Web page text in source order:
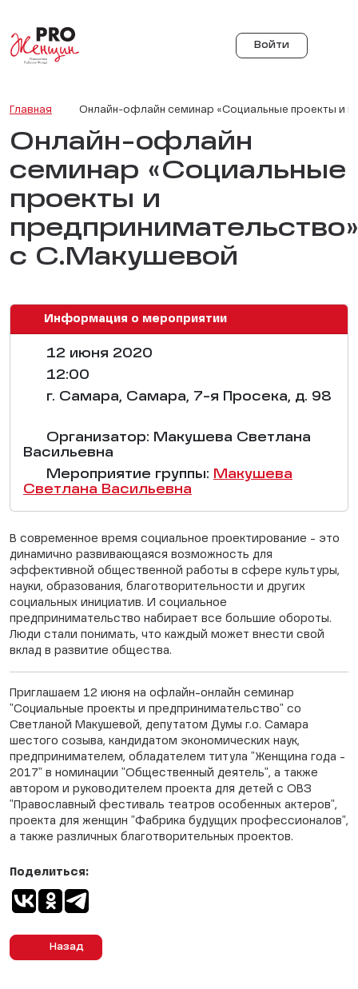
Войти
Главная Онлайн-офлайн семинар «Социальные проекты и
Онлайн-офлайн
семинар «Социальные
проекты и
с С.Макушевой
Информация о мероприятии
12 июня 2020
12:00
г. Самара, Самара, 7-я Просека, д. 98
Организатор: Макушева Светлана
Васильевна
Мероприятие группы: Макушева
Светлана Васильевна
В современное время социальное проектирование - это
динамично развивающаяся возможность для
эффективной общественной работы в сфере культуры,
науки, образования, благотворительности и других
социальных инициатив. И социальное
предпринимательство набирает все большие обороты.
Люди стали понимать, что каждый может внести свой
вклад в развитие общества.
Приглашаем 12 июня на офлайн-онлайн семинар
"Социальные проекты и предпринимательство" со
Светланой Макушевой, депутатом Думы г.о. Самара
шестого созыва, кандидатом экономических наук,
предпринимателем, обладателем титула "Женщина года -
2017" в номинации "Общественный деятель", а также
автором и руководителем проекта для детей с ОВЗ
"Православный фестиваль театров особенных актеров",
проекта для женщин "Фабрика будущих профессионалов",
а также различных благотворительных проектов.
Назад
Поделиться: